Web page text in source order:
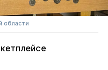
области